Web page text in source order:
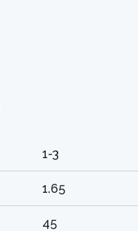
1-3
1.65
45